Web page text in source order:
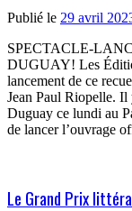
Publié le 29 avril
SPECTACLE-
DUGUAY! Les
lancement de ce
Jean Paul Riopelle. Il
Duguay ce lundi au
de lancer l’ouvrage
Le Grand Prix